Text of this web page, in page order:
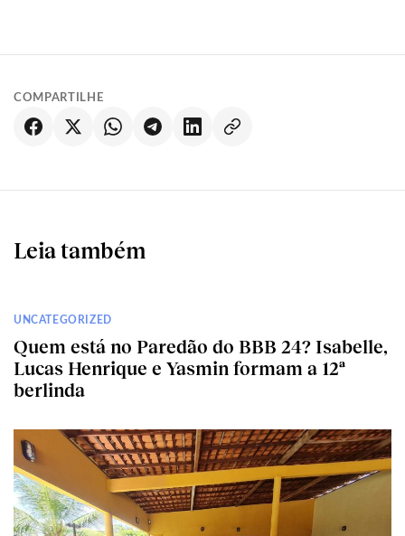
COMPARTILHE
Leia também
UNCATEGORIZED
Quem está no Paredão do BBB 24? Isabelle,
Lucas Henrique e Yasmin formam a 12ª
berlinda